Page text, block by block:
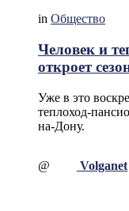
in Общество
Человек и
откроет
Уже в это
теплоход-
на-Дону.
@ Volganet